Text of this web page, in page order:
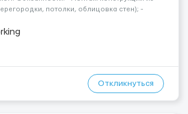
потолки, облицовка стен); -
грунтовка, покраска); -
...
Откликнуться